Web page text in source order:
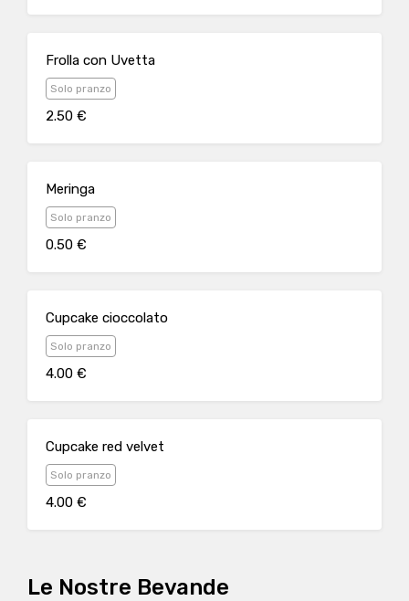
Frolla con Uvetta
Solo pranzo
2.50 €
Meringa
Solo pranzo
0.50 €
Cupcake cioccolato
Solo pranzo
4.00 €
Cupcake red velvet
Solo pranzo
4.00 €
Le Nostre Bevande